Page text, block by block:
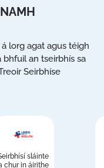
lorg agat agus téigh
an tseirbhís sa
Seirbhíse
sláinte
chur in áirithe